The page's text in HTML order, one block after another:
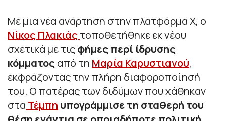
Με μια νέα ανάρτηση στην πλατφόρμα Χ, ο
Νίκος Πλακιάς τοποθετήθηκε εκ νέου
σχετικά με τιςφήμες περί ίδρυσης
κόμματοςαπό τη Μαρία Καρυστιανού,
εκφράζοντας την πλήρη διαφοροποίησή
του. Ο πατέρας των διδύμων που χάθηκαν
στα Τέμπη υπογράμμισε τη σταθερή του